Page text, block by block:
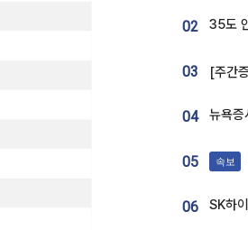
02
03
04
05 속보
06